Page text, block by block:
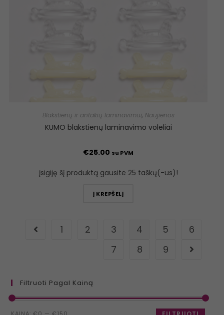
Blakstienų ir antakių laminavimui, Naujienos
KUMO blakstienų laminavimo voleliai
€25.00 su PVM
Įsigiję šį produktą gausite 25 taškų(-us)!
Į KREPŠELĮ
1 2 3 4 5
6
7
8 9
Filtruoti Pagal Kainą
KAINA: €0 — €150